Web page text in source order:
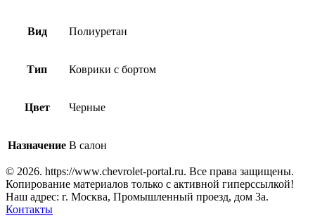
Вид Полиуретан
Тип Коврики с бортом
Цвет Черные
Назначение В салон
© 2026. https://www.chevrolet-portal.ru. Все права защищены.
Копирование материалов только с активной гиперссылкой!
Наш адрес: г. Москва, Промышленный проезд, дом 3а.
Контакты